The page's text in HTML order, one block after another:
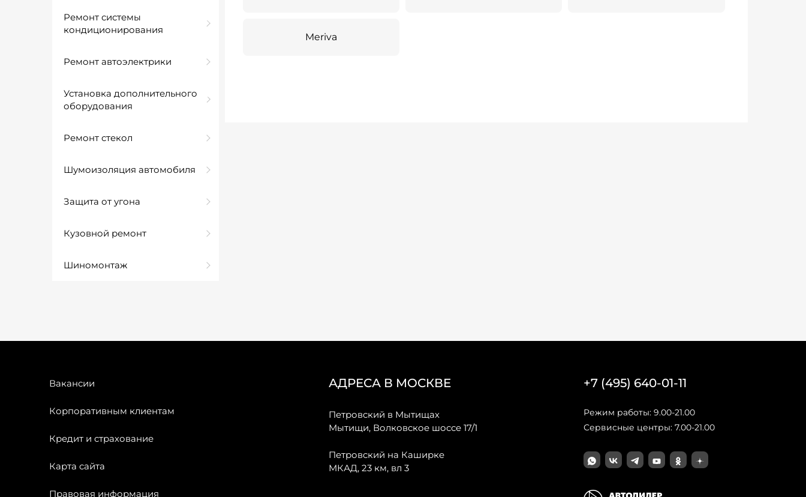
Ремонт системы
кондиционирования
Ремонт автоэлектрики
Установка дополнительного
оборудования
Ремонт стекол
Шумоизоляция автомобиля
Защита от угона
Кузовной ремонт
Шиномонтаж
Meriva
Вакансии
Корпоративным клиентам
Кредит и страхование
Карта сайта
Правовая информация
АДРЕСА В МОСКВЕ
Петровский в Мытищах
Мытищи, Волковское шоссе 17/1
Петровский на Каширке
МКАД, 23 км, вл 3
+7 (495) 640-01-11
Режим работы: 9.00-21.00
Сервисные центры: 7.00-21.00